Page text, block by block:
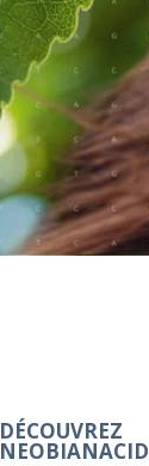
DÉCOUVREZ
NEOBIANACID